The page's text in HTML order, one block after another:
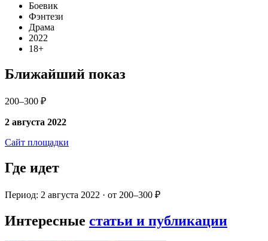
Боевик
Фэнтези
Драма
2022
18+
Ближайший показ
200–300 ₽
2 августа 2022
Сайт площадки
Где идет
Период: 2 августа 2022 · от 200–300 ₽
Интересные статьи и публикации